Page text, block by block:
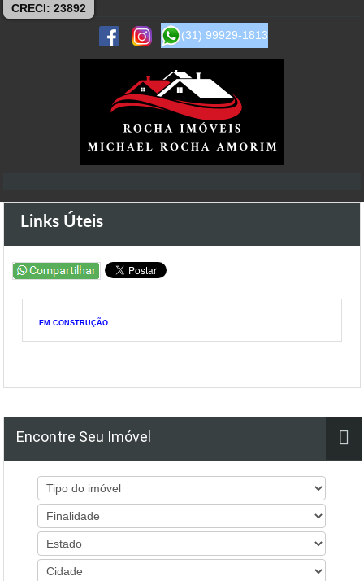
CRECI: 23892
(31) 99929-1813
Links Úteis
EM CONSTRUÇÃO...
Encontre Seu Imóvel